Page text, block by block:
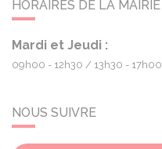
HORAIRES DE LA MAIRIE
Mardi et Jeudi :
09h00 - 12h30 13h30 - 17h00
NOUS SUIVRE